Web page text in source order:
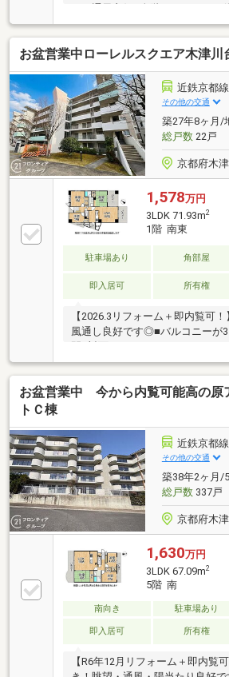
居室収納完備で室内広々
お盆営業中ローレルスクエア木津川
近鉄京都
その他の交通
築27年8ヶ月/
総戸数22戸
京都府木
1,578万円
3LDK 71.93m2
1階 南東
駐車場あり 角部屋
即入居可 所有権
【2026.3リフォーム＋即内覧可
風通し良好です◎■バルコニーが3
族団欒の時間をすごせます
お盆営業中 今から内覧可能高の原
トＣ棟
近鉄京都
その他の交通
築38年2ヶ月/
総戸数337戸
京都府木
1,630万円
3LDK 67.09m2
5階 南
南向き 駐車場あり
即入居可 所有権
【R6年12月リフォーム＋即内覧